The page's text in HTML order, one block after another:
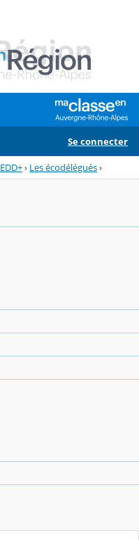
Se connecter
EDD+› Les écodélégués›